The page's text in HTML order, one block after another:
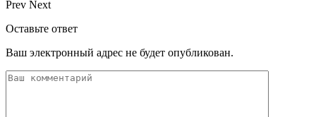
Prev Next
Оставьте ответ
Ваш электронный адрес не будет опубликован.